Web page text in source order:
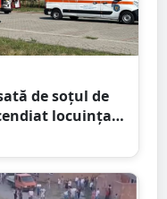
de soțul de
locuința